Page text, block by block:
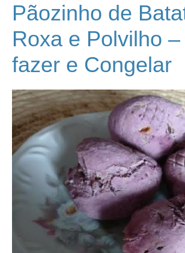
Pãozinho de
Roxa e Polvilho
fazer e Congelar